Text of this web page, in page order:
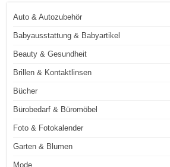
Auto & Autozubehör
Babyausstattung & Babyartikel
Beauty & Gesundheit
Brillen & Kontaktlinsen
Bücher
Bürobedarf & Büromöbel
Foto & Fotokalender
Garten & Blumen
Mode